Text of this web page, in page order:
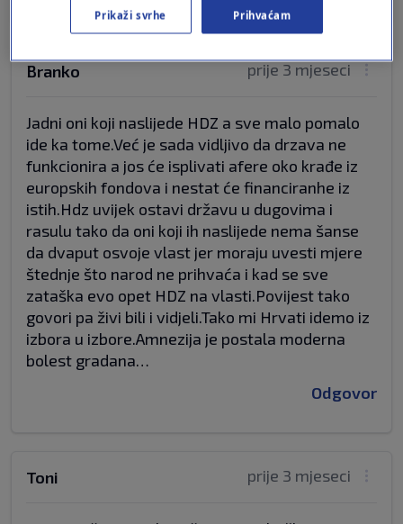
prije 3 mjeseci
Branko
Jadni oni koji naslijede HDZ a sve malo pomalo
ide ka tome.Već je sada vidljivo da drzava ne
funkcionira a jos će isplivati afere oko krađe iz
europskih fondova i nestat će financiranhe iz
istih.Hdz uvijek ostavi državu u dugovima i
rasulu tako da oni koji ih naslijede nema šanse
da dvaput osvoje vlast jer moraju uvesti mjere
štednje što narod ne prihvaća i kad se sve
zataška evo opet HDZ na vlasti.Povijest tako
govori pa živi bili i vidjeli.Tako mi Hrvati idemo iz
izbora u izbore.Amnezija je postala moderna
bolest gradana…
Odgovor
prije 3 mjeseci
Toni
Prikaži svrhe Prihvaćam